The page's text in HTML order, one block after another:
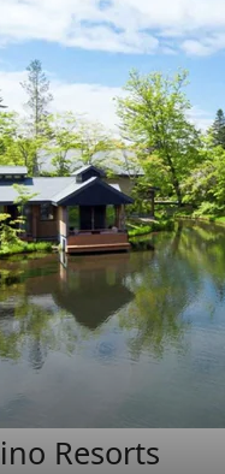
Resorts